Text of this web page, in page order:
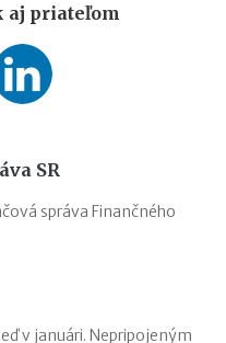
aj priateľom
SR
správa Finančného
v januári. Nepripojeným